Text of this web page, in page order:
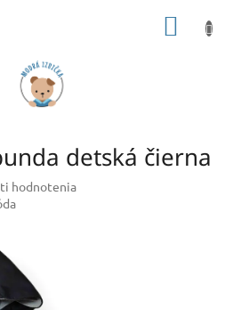
detská čierna
hodnotenia